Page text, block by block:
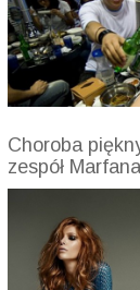
Choroba
zespół